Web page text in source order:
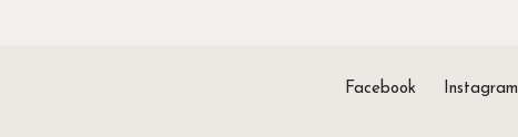
Facebook Instagram